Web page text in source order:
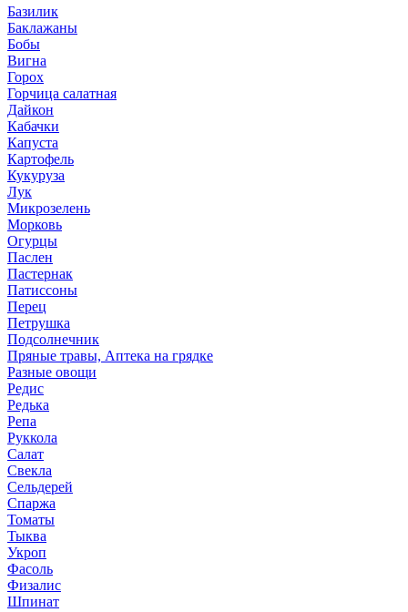
Базилик
Баклажаны
Бобы
Вигна
Горох
Горчица салатная
Дайкон
Кабачки
Капуста
Картофель
Кукуруза
Лук
Микрозелень
Морковь
Огурцы
Паслен
Пастернак
Патиссоны
Перец
Петрушка
Подсолнечник
Пряные травы, Аптека на грядке
Разные овощи
Редис
Редька
Репа
Руккола
Салат
Свекла
Сельдерей
Спаржа
Томаты
Тыква
Укроп
Фасоль
Физалис
Шпинат